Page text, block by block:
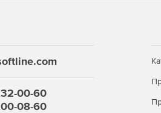
в WhatsUp Gold 2017?
понятная работа, основанная на
00-60
08-60